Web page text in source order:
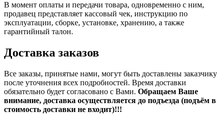
В момент оплаты и передачи товара, одновременно с ним,
продавец представляет кассовый чек, инструкцию по
эксплуатации, сборке, установке, хранению, а также
гарантийный талон.
Доставка заказов
Все заказы, принятые нами, могут быть доставлены заказчику
после уточнения всех подробностей. Время доставки
обязательно будет согласовано с Вами. Обращаем Ваше
внимание, доставка осуществляется до подъезда (подъём в
стоимость доставки не входит)!!!